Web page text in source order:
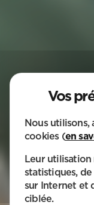
Nous utilisons,
cookies (en
Leur utilisation
statistiques,
sur Internet et
ciblée.